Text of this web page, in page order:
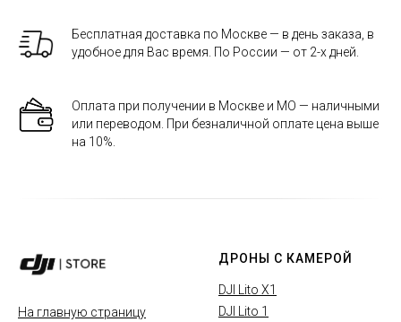
Бесплатная доставка по Москве — в день заказа, в
удобное для Вас время. По России — от 2-х дней.
Оплата при получении в Москве и МО — наличными
или переводом. При безналичной оплате цена выше
на 10%.
На главную страницу
ДРОНЫ С КАМЕРОЙ
DJI Lito X1
DJI Lito 1